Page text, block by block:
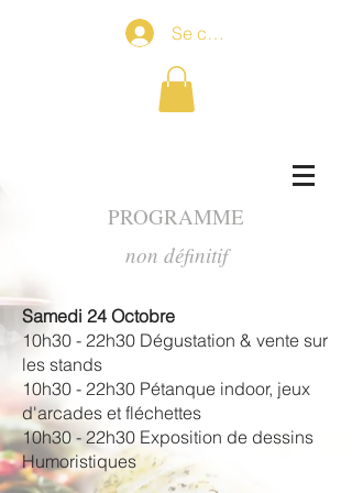
Se connecter
PROGRAMME
non définitif
Samedi 24 Octobre
10h30 - 22h30 Dégustation & vente sur
les stands
10h30 - 22h30 Pétanque indoor, jeux
d'arcades et fléchettes
10h30 - 22h30 Exposition de dessins
Humoristiques